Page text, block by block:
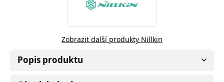
Zobrazit další produkty Nillkin
Popis produktu